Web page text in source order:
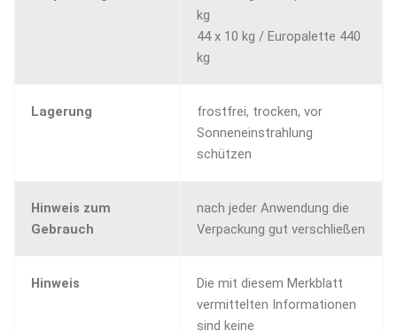
kg
44 x 10 kg / Europalette 440
kg
Lagerung
frostfrei, trocken, vor
Sonneneinstrahlung
schützen
Hinweis zum
Gebrauch
nach jeder Anwendung die
Verpackung gut verschließen
Hinweis
Die mit diesem Merkblatt
vermittelten Informationen
sind keine